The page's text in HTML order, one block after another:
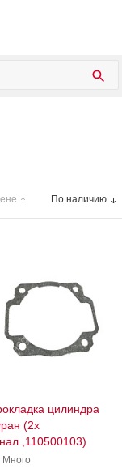
По наличию
цилиндра
(2х
Много